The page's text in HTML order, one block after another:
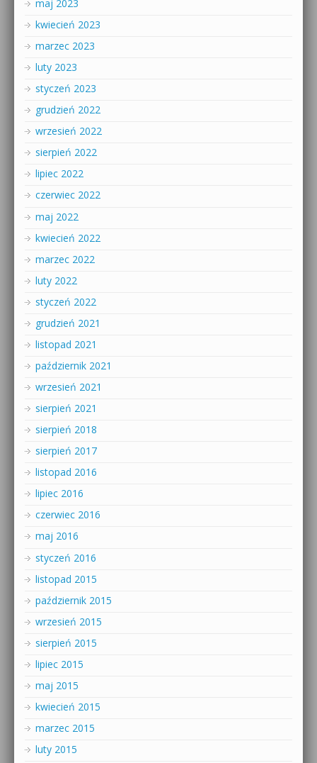
maj 2023
kwiecień 2023
marzec 2023
luty 2023
styczeń 2023
grudzień 2022
wrzesień 2022
sierpień 2022
lipiec 2022
czerwiec 2022
maj 2022
kwiecień 2022
marzec 2022
luty 2022
styczeń 2022
grudzień 2021
listopad 2021
październik 2021
wrzesień 2021
sierpień 2021
sierpień 2018
sierpień 2017
listopad 2016
lipiec 2016
czerwiec 2016
maj 2016
styczeń 2016
listopad 2015
październik 2015
wrzesień 2015
sierpień 2015
lipiec 2015
maj 2015
kwiecień 2015
marzec 2015
luty 2015